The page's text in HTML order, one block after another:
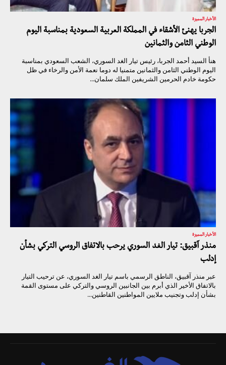
الأخبار المميزة
الجربا يهنئ الأشقاء في المملكة العربية السعودية بمناسبة اليوم
الوطني الثامن والثمانين
هنأ السيد أحمد الجربا، رئيس تيار الغد السوري، الشعب السعودي بمناسبة
اليوم الوطني الثامن والثمانين متمنيا له دوما نعمة الأمن والرخاء في ظل
حكومة خادم الحرمين الشريفين الملك سلمان...
الأخبار المميزة
منذر آقبيق: تيار الغد السوري يرحب بالاتفاق الروسي التركي بشأن
إدلب
عبر منذر آقبيق، الناطق الرسمي باسم تيار الغد السوري، عن ترحيب التيار
بالاتفاق الأخير الذي أبرم بين الجانبين الروسي والتركي على مستوى القمة
بشأن إدلب وتجنيب ملايين المواطنين القاطنين...